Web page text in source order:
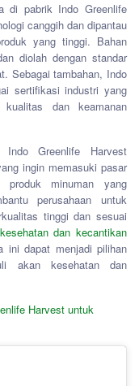
di pabrik Indo Greenlife
canggih dan dipantau
yang tinggi. Bahan
diolah dengan standar
Sebagai tambahan, Indo
sertifikasi industri yang
kualitas dan keamanan
Greenlife Harvest
ingin memasuki pasar
produk minuman yang
perusahaan untuk
tinggi dan sesuai
dan kecantikan
ini dapat menjadi pilihan
akan kesehatan dan
Harvest untuk